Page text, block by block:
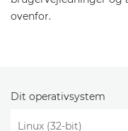
ovenfor.
Dit operativsystem